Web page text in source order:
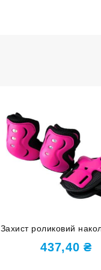
Захист роликовий
налокітники, накладки
розмір S HJ-HDD-S-
437,40₴